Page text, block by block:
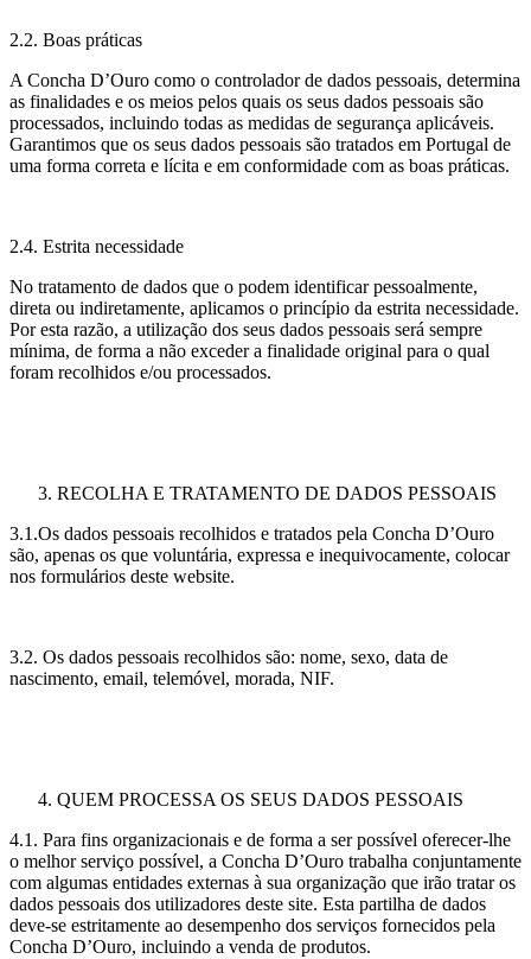
2.2. Boas práticas
A Concha D’Ouro como o controlador de dados pessoais, determina
as finalidades e os meios pelos quais os seus dados pessoais são
processados, incluindo todas as medidas de segurança aplicáveis.
Garantimos que os seus dados pessoais são tratados em Portugal de
uma forma correta e lícita e em conformidade com as boas práticas.
2.4. Estrita necessidade
No tratamento de dados que o podem identificar pessoalmente,
direta ou indiretamente, aplicamos o princípio da estrita necessidade.
Por esta razão, a utilização dos seus dados pessoais será sempre
mínima, de forma a não exceder a finalidade original para o qual
foram recolhidos e/ou processados.
RECOLHA E TRATAMENTO DE DADOS PESSOAIS
3.1.Os dados pessoais recolhidos e tratados pela Concha D’Ouro
são, apenas os que voluntária, expressa e inequivocamente, colocar
nos formulários deste website.
3.2. Os dados pessoais recolhidos são: nome, sexo, data de
nascimento, email, telemóvel, morada, NIF.
QUEM PROCESSA OS SEUS DADOS PESSOAIS
4.1. Para fins organizacionais e de forma a ser possível oferecer-lhe
o melhor serviço possível, a Concha D’Ouro trabalha conjuntamente
com algumas entidades externas à sua organização que irão tratar os
dados pessoais dos utilizadores deste site. Esta partilha de dados
deve-se estritamente ao desempenho dos serviços fornecidos pela
Concha D’Ouro, incluindo a venda de produtos.